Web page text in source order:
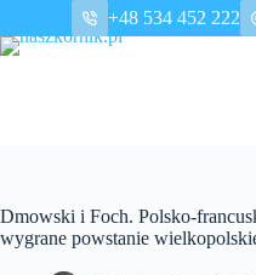
treści
+48 534 452 222
Dmowski i Foch. Polsko-
wygrane powstanie